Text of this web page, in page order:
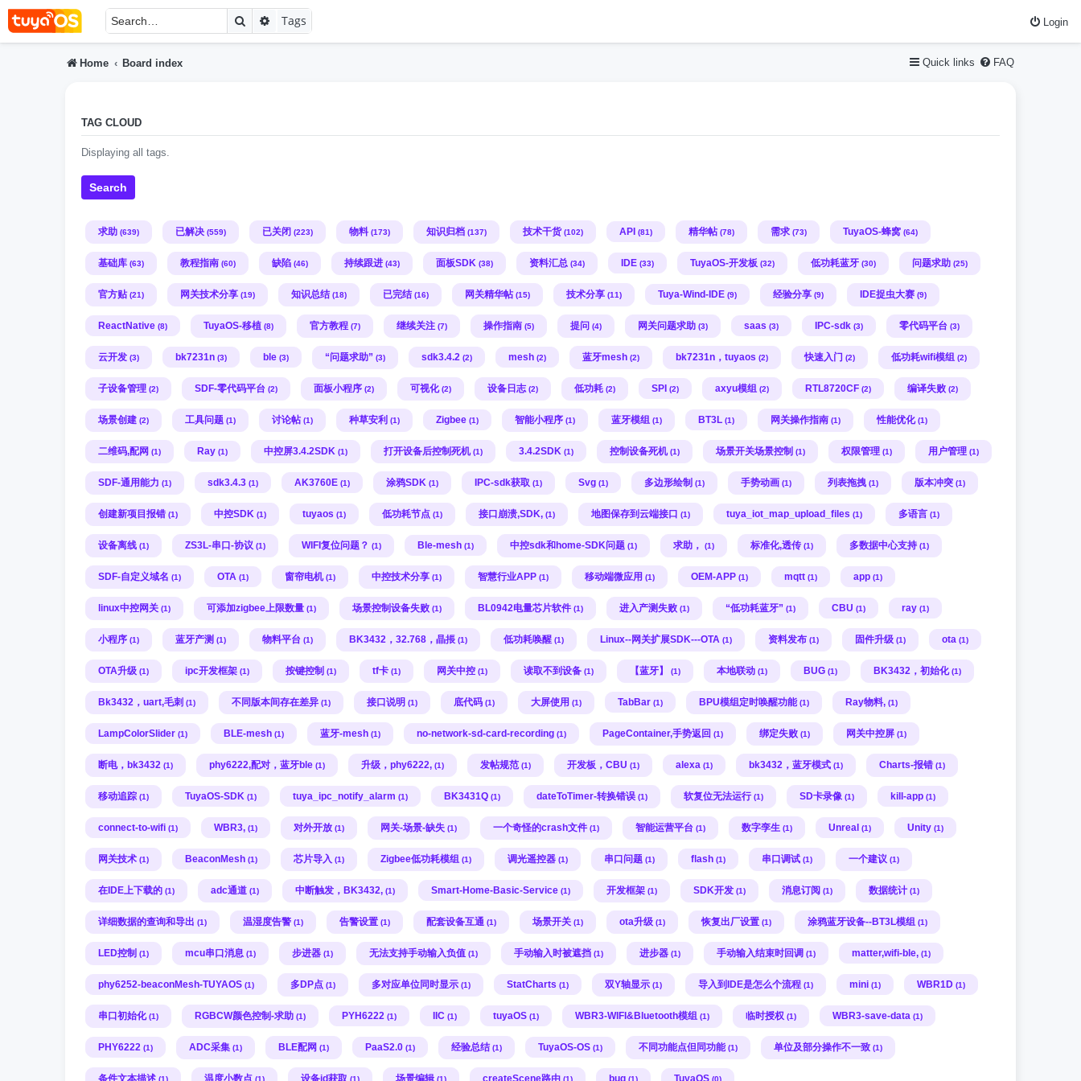
Login
SearchAdvanced search
Tags
Quick links FAQ
Home Board index
TAG CLOUD
Displaying all tags.
Search
求助 (639) 已解决 (559) 已关闭 (223) 物料 (173) 知识归档 (137) 技术干货 (102) API (81) 精华帖 (78) 需求 (73) TuyaOS-蜂窝 (64)
基础库 (63) 教程指南 (60) 缺陷 (46) 持续跟进 (43) 面板SDK (38) 资料汇总 (34) IDE (33) TuyaOS-开发板 (32) 低功耗蓝牙 (30) 问题求助 (25)
官方贴 (21) 网关技术分享 (19) 知识总结 (18) 已完结 (16) 网关精华帖 (15) 技术分享 (11) Tuya-Wind-IDE (9) 经验分享 (9) IDE捉虫大赛 (9)
ReactNative (8) TuyaOS-移植 (8) 官方教程 (7) 继续关注 (7) 操作指南 (5) 提问 (4) 网关问题求助 (3) saas (3) IPC-sdk (3) 零代码平台 (3)
云开发 (3) bk7231n (3) ble (3) “问题求助” (3) sdk3.4.2 (2) mesh (2) 蓝牙mesh (2) bk7231n，tuyaos (2) 快速入门 (2) 低功耗wifi模组 (2)
子设备管理 (2) SDF-零代码平台 (2) 面板小程序 (2) 可视化 (2) 设备日志 (2) 低功耗 (2) SPI (2) axyu模组 (2) RTL8720CF (2) 编译失败 (2)
场景创建 (2) 工具问题 (1) 讨论帖 (1) 种草安利 (1) Zigbee (1) 智能小程序 (1) 蓝牙模组 (1) BT3L (1) 网关操作指南 (1) 性能优化 (1)
二维码,配网 (1) Ray (1) 中控屏3.4.2SDK (1) 打开设备后控制死机 (1) 3.4.2SDK (1) 控制设备死机 (1) 场景开关场景控制 (1) 权限管理 (1) 用户管理 (1)
SDF-通用能力 (1) sdk3.4.3 (1) AK3760E (1) 涂鸦SDK (1) IPC-sdk获取 (1) Svg (1) 多边形绘制 (1) 手势动画 (1) 列表拖拽 (1) 版本冲突 (1)
创建新项目报错 (1) 中控SDK (1) tuyaos (1) 低功耗节点 (1) 接口崩溃,SDK, (1) 地图保存到云端接口 (1) tuya_iot_map_upload_files (1) 多语言 (1)
设备离线 (1) ZS3L-串口-协议 (1) WIFI复位问题？ (1) Ble-mesh (1) 中控sdk和home-SDK问题 (1) 求助， (1) 标准化,透传 (1) 多数据中心支持 (1)
SDF-自定义域名 (1) OTA (1) 窗帘电机 (1) 中控技术分享 (1) 智慧行业APP (1) 移动端微应用 (1) OEM-APP (1) mqtt (1) app (1)
linux中控网关 (1) 可添加zigbee上限数量 (1) 场景控制设备失败 (1) BL0942电量芯片软件 (1) 进入产测失败 (1) “低功耗蓝牙” (1) CBU (1) ray (1)
小程序 (1) 蓝牙产测 (1) 物料平台 (1) BK3432，32.768，晶掁 (1) 低功耗唤醒 (1) Linux--网关扩展SDK---OTA (1) 资料发布 (1) 固件升级 (1) ota (1)
OTA升级 (1) ipc开发框架 (1) 按键控制 (1) tf卡 (1) 网关中控 (1) 读取不到设备 (1) 【蓝牙】 (1) 本地联动 (1) BUG (1) BK3432，初始化 (1)
Bk3432，uart,毛刺 (1) 不同版本间存在差异 (1) 接口说明 (1) 底代码 (1) 大屏使用 (1) TabBar (1) BPU模组定时唤醒功能 (1) Ray物料, (1)
LampColorSlider (1) BLE-mesh (1) 蓝牙-mesh (1) no-network-sd-card-recording (1) PageContainer,手势返回 (1) 绑定失败 (1) 网关中控屏 (1)
断电，bk3432 (1) phy6222,配对，蓝牙ble (1) 升级，phy6222, (1) 发帖规范 (1) 开发板，CBU (1) alexa (1) bk3432，蓝牙模式 (1) Charts-报错 (1)
移动追踪 (1) TuyaOS-SDK (1) tuya_ipc_notify_alarm (1) BK3431Q (1) dateToTimer-转换错误 (1) 软复位无法运行 (1) SD卡录像 (1) kill-app (1)
connect-to-wifi (1) WBR3, (1) 对外开放 (1) 网关-场景-缺失 (1) 一个奇怪的crash文件 (1) 智能运营平台 (1) 数字孪生 (1) Unreal (1) Unity (1)
网关技术 (1) BeaconMesh (1) 芯片导入 (1) Zigbee低功耗模组 (1) 调光遥控器 (1) 串口问题 (1) flash (1) 串口调试 (1) 一个建议 (1)
在IDE上下载的 (1) adc通道 (1) 中断触发，BK3432, (1) Smart-Home-Basic-Service (1) 开发框架 (1) SDK开发 (1) 消息订阅 (1) 数据统计 (1)
详细数据的查询和导出 (1) 温湿度告警 (1) 告警设置 (1) 配套设备互通 (1) 场景开关 (1) ota升级 (1) 恢复出厂设置 (1) 涂鸦蓝牙设备--BT3L模组 (1)
LED控制 (1) mcu串口消息 (1) 步进器 (1) 无法支持手动输入负值 (1) 手动输入时被遮挡 (1) 进步器 (1) 手动输入结束时回调 (1) matter,wifi-ble, (1)
phy6252-beaconMesh-TUYAOS (1) 多DP点 (1) 多对应单位同时显示 (1) StatCharts (1) 双Y轴显示 (1) 导入到IDE是怎么个流程 (1) mini (1) WBR1D (1)
串口初始化 (1) RGBCW颜色控制-求助 (1) PYH6222 (1) IIC (1) tuyaOS (1) WBR3-WIFI&Bluetooth模组 (1) 临时授权 (1) WBR3-save-data (1)
PHY6222 (1) ADC采集 (1) BLE配网 (1) PaaS2.0 (1) 经验总结 (1) TuyaOS-OS (1) 不同功能点但同功能 (1) 单位及部分操作不一致 (1)
条件文本描述 (1) 温度小数点 (1) 设备id获取 (1) 场景编辑 (1) createScene路由 (1) bug (1) TuyaOS (0)